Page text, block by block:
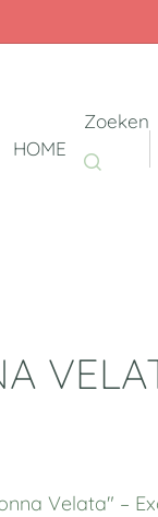
HOME
Zoeken
Velata" –